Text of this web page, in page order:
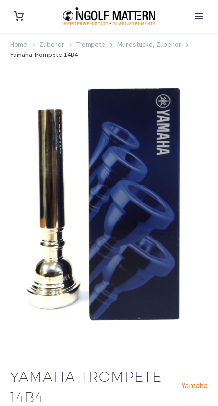
Home Zubehör Trompete
Mundstücke, Zubehör
Yamaha Trompete 14B4
YAMAHA TROMPETE
14B4
Yamaha